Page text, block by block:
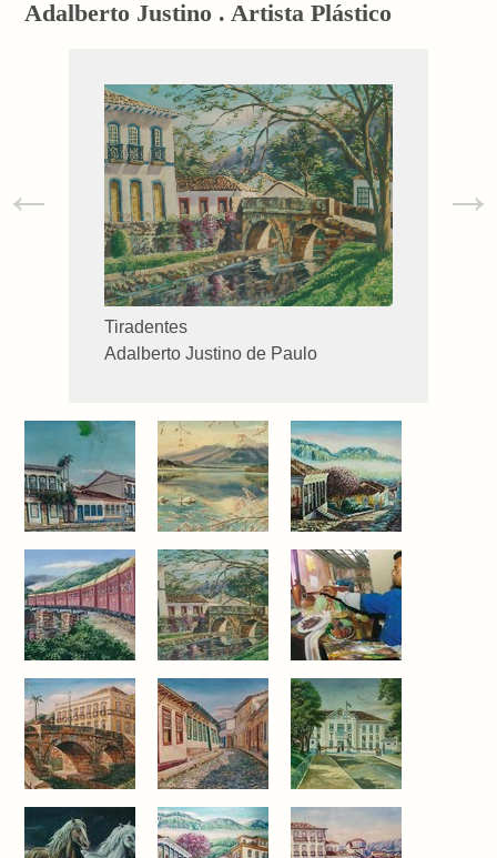
Adalberto Justino . Artista Plástico
Tiradentes
Adalberto Justino de Paulo
← →